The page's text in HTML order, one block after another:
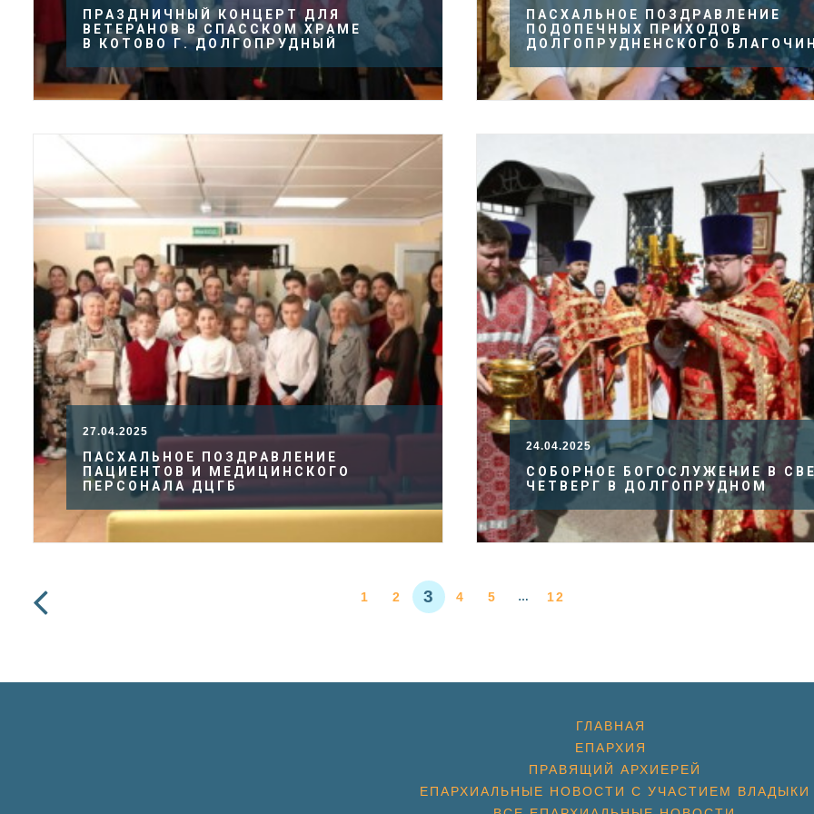
ПРАЗДНИЧНЫЙ КОНЦЕРТ ДЛЯ
ВЕТЕРАНОВ В СПАССКОМ ХРАМЕ
В КОТОВО Г. ДОЛГОПРУДНЫЙ
ПАСХАЛЬНОЕ ПОЗДРАВЛЕНИЕ
ПОДОПЕЧНЫХ ПРИХОДОВ
ДОЛГОПРУДНЕНСКОГО
27.04.2025
ПАСХАЛЬНОЕ ПОЗДРАВЛЕНИЕ
ПАЦИЕНТОВ И МЕДИЦИНСКОГО
ПЕРСОНАЛА ДЦГБ
24.04.2025
СОБОРНОЕ БОГОСЛУЖЕНИЕ В
ЧЕТВЕРГ В ДОЛГОПРУДНОМ
1 2 3 4 5 … 12
ГЛАВНАЯ
ЕПАРХИЯ
ПРАВЯЩИЙ АРХИЕРЕЙ
ЕПАРХИАЛЬНЫЕ НОВОСТИ С УЧАСТИЕМ ВЛАДЫКИ